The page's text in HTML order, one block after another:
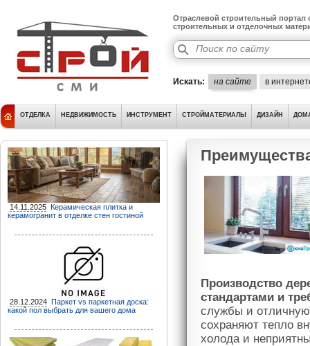
Отраслевой строительный портал
строительных и отделочных
Искать: на сайте в
ОТДЕЛКА НЕДВИЖИМОСТЬ ИНСТРУМЕНТ СТРОЙМАТЕРИАЛЫ ДИЗАЙН
14.11.2025 Керамическая плитка и
керамогранит в отделке стен гостиной
28.12.2024 Паркет vs паркетная доска:
какой пол выбрать для вашего дома
Производство
стандартами и
службы и
сохраняют тепло
холода и